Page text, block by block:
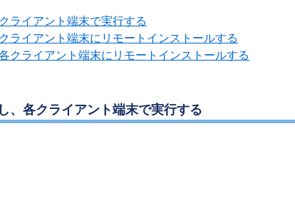
ライアント端末で実行する
ライアント端末にリモートインストールする
クライアント端末にリモートインストールする
、各クライアント端末で実行する